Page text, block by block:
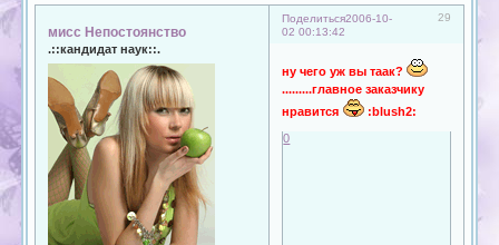
Поделиться 29
2006-10-
02 00:13:42
мисс Непостоянство
.::кандидат наук::.
ну чего уж вы таак?
.........главное заказчику
нравится
:blush2:
0